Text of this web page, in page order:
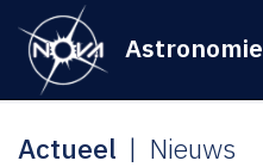
Astronomie
Actueel Nieuws